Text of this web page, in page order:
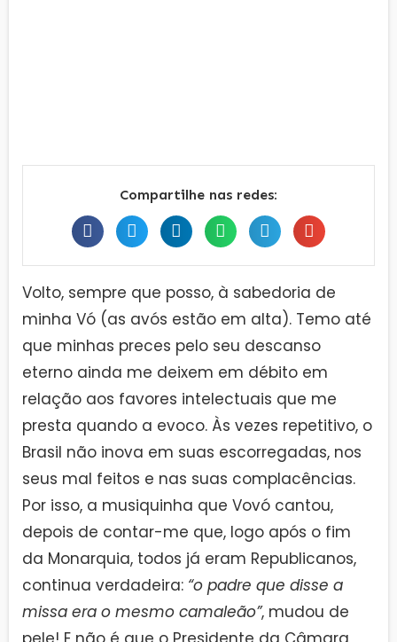
Compartilhe nas redes:
Volto, sempre que posso, à sabedoria de
minha Vó (as avós estão em alta). Temo até
que minhas preces pelo seu descanso
eterno ainda me deixem em débito em
relação aos favores intelectuais que me
presta quando a evoco. Às vezes repetitivo, o
Brasil não inova em suas escorregadas, nos
seus mal feitos e nas suas complacências.
Por isso, a musiquinha que Vovó cantou,
depois de contar-me que, logo após o fim
da Monarquia, todos já eram Republicanos,
continua verdadeira: “o padre que disse a
missa era o mesmo camaleão”, mudou de